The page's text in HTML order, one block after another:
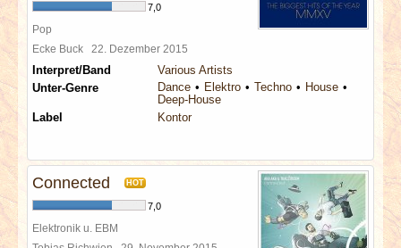
7,0
Pop
Ecke Buck 22. Dezember 2015
Interpret/Band
Various Artists
Unter-Genre
Dance Elektro Techno
House
Deep-House
Label
Kontor
Connected HOT
7,0
Elektronik u. EBM